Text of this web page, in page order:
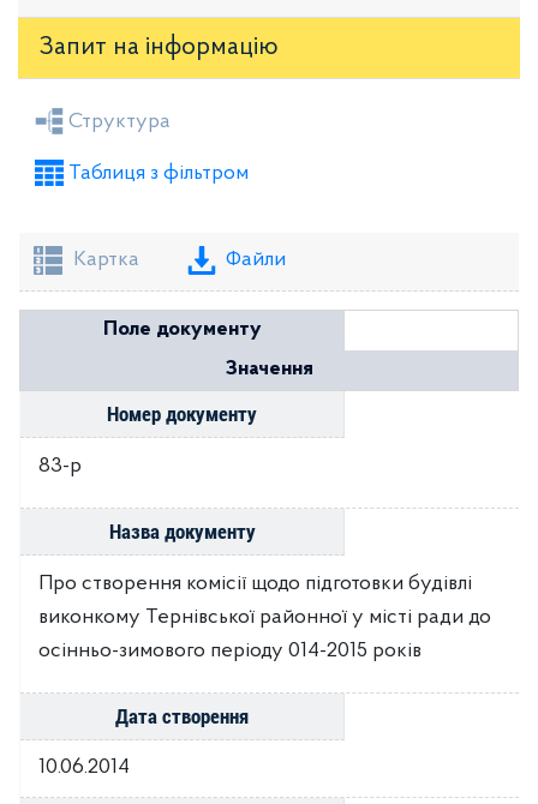
Запит на iнформацію
Засідання районної ради
Проекти рішень районної ради
Структура
Таблиця з фільтром
Картка Файли
Поле документу
Значення
Номер документу
83-р
Назва документу
Про створення комісії щодо підготовки будівлі
виконкому Тернівської районної у місті ради до
осінньо-зимового періоду 014-2015 років
Дата створення
10.06.2014